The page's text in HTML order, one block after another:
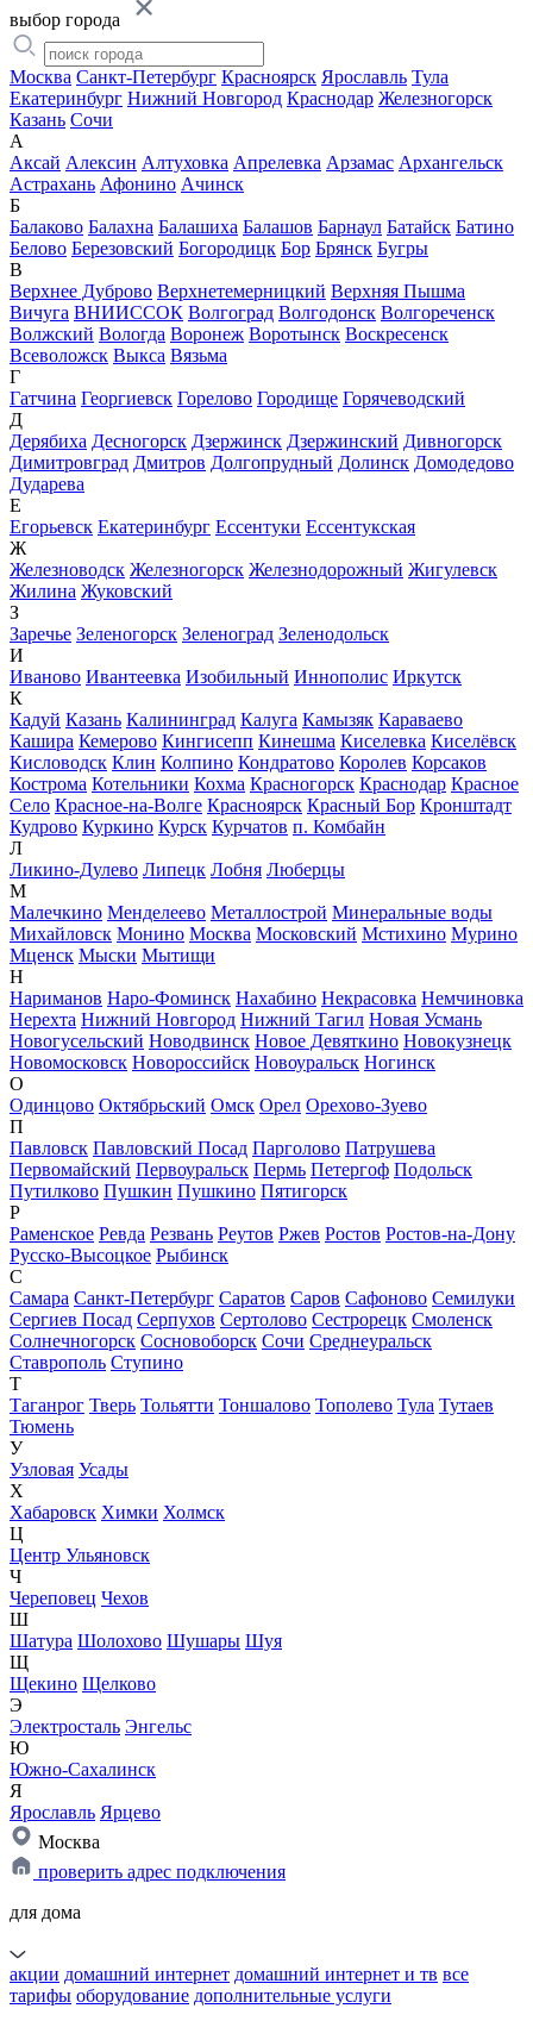
выбор города
Москва Санкт-Петербург Красноярск Ярославль Тула
Екатеринбург Нижний Новгород Краснодар Железногорск
Казань Сочи
А
Аксай Алексин Алтуховка Апрелевка Арзамас Архангельск
Астрахань Афонино Ачинск
Б
Балаково Балахна Балашиха Балашов Барнаул Батайск Батино
Белово Березовский Богородицк Бор Брянск Бугры
В
Верхнее Дуброво Верхнетемерницкий Верхняя Пышма
Вичуга ВНИИССОК Волгоград Волгодонск Волгореченск
Волжский Вологда Воронеж Воротынск Воскресенск
Всеволожск Выкса Вязьма
Г
Гатчина Георгиевск Горелово Городище Горячеводский
Д
Дерябиха Десногорск Дзержинск Дзержинский Дивногорск
Димитровград Дмитров Долгопрудный Долинск Домодедово
Дударева
Е
Егорьевск Екатеринбург Ессентуки Ессентукская
Ж
Железноводск Железногорск Железнодорожный Жигулевск
Жилина Жуковский
З
Заречье Зеленогорск Зеленоград Зеленодольск
И
Иваново Ивантеевка Изобильный Иннополис Иркутск
К
Кадуй Казань Калининград Калуга Камызяк Караваево
Кашира Кемерово Кингисепп Кинешма Киселевка Киселёвск
Кисловодск Клин Колпино Кондратово Королев Корсаков
Кострома Котельники Кохма Красногорск Краснодар Красное
Село Красное-на-Волге Красноярск Красный Бор Кронштадт
Кудрово Куркино Курск Курчатов п. Комбайн
Л
Ликино-Дулево Липецк Лобня Люберцы
М
Малечкино Менделеево Металлострой Минеральные воды
Михайловск Монино Москва Московский Мстихино Мурино
Мценск Мыски Мытищи
Н
Нариманов Наро-Фоминск Нахабино Некрасовка Немчиновка
Нерехта Нижний Новгород Нижний Тагил Новая Усмань
Новогусельский Новодвинск Новое Девяткино Новокузнецк
Новомосковск Новороссийск Новоуральск Ногинск
О
Одинцово Октябрьский Омск Орел Орехово-Зуево
П
Павловск Павловский Посад Парголово Патрушева
Первомайский Первоуральск Пермь Петергоф Подольск
Путилково Пушкин Пушкино Пятигорск
Р
Раменское Ревда Резвань Реутов Ржев Ростов Ростов-на-Дону
Русско-Высоцкое Рыбинск
С
Самара Санкт-Петербург Саратов Саров Сафоново Семилуки
Сергиев Посад Серпухов Сертолово Сестрорецк Смоленск
Солнечногорск Сосновоборск Сочи Среднеуральск
Ставрополь Ступино
Т
Таганрог Тверь Тольятти Тоншалово Тополево Тула Тутаев
Тюмень
У
Узловая Усады
Х
Хабаровск Химки Холмск
Ц
Центр Ульяновск
Ч
Череповец Чехов
Ш
Шатура Шолохово Шушары Шуя
Щ
Щекино Щелково
Э
Электросталь Энгельс
Ю
Южно-Сахалинск
Я
Ярославль Ярцево
Москва
проверить адрес подключения
для дома
акции домашний интернет домашний интернет и тв все
тарифы оборудование дополнительные услуги